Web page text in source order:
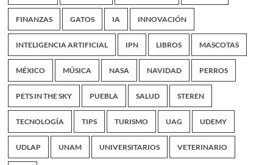
FINANZAS GATOS IA INNOVACIÓN
INTELIGENCIA ARTIFICIAL IPN LIBROS MASCOTAS
MÉXICO MÚSICA NASA NAVIDAD PERROS
PETS IN THE SKY PUEBLA SALUD STEREN
TECNOLOGÍA TIPS TURISMO UAG UDEMY
UDLAP UNAM UNIVERSITARIOS VETERINARIO